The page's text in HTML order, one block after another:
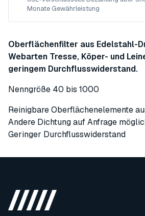
Monate Gewährleistung
Oberflächenfilter aus Edelstahl-
Webarten Tresse, Köper- und
geringem Durchflusswiderstand.
Nenngröße 40 bis 1000
Reinigbare Oberflächenelemente
Andere Dichtung auf Anfrage
Geringer Durchflusswiderstand